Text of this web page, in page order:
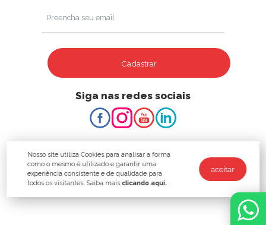
Nosso site utiliza Cookies para analisar a forma
como o mesmo é utilizado e garantir uma
experiência consistente e de qualidade para
todos os visitantes. Saiba maisclicando aqui.
aceitar
Cadastrar
Siga nas redes sociais